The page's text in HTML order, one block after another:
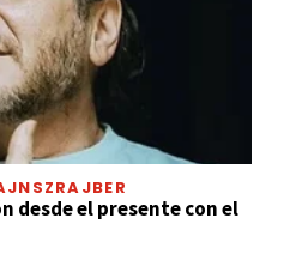
desde el presente con el